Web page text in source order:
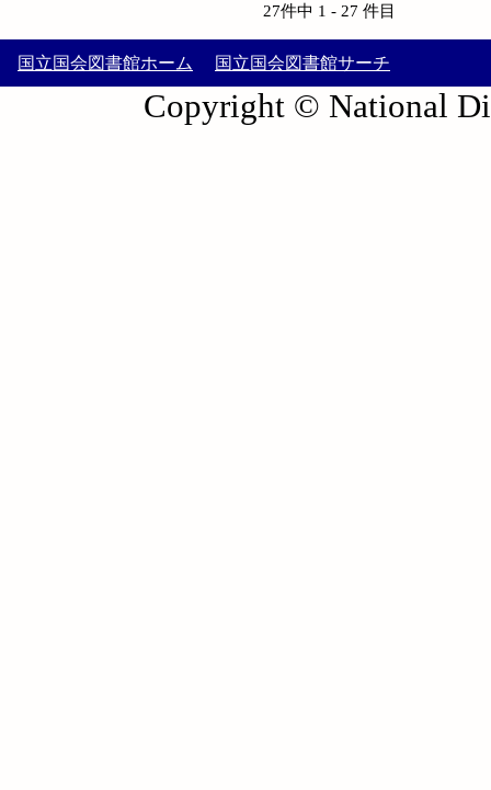
27件中 1 - 27 件目
国立国会図書館ホーム 国立国会図書館サーチ
Copyright © National